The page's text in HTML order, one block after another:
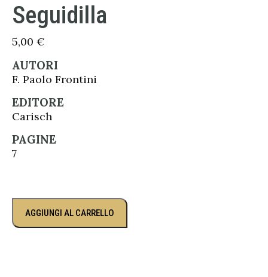
Seguidilla
5,00 €
AUTORI
F. Paolo Frontini
EDITORE
Carisch
PAGINE
7
AGGIUNGI AL CARRELLO